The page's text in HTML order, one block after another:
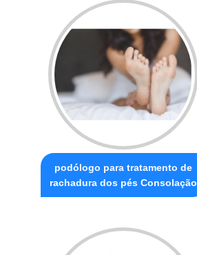
podólogo para tratamento de
rachadura dos pés Consolação